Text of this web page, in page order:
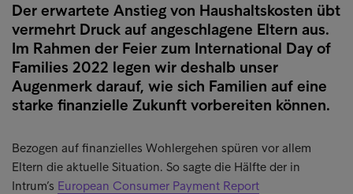
Der erwartete Anstieg von Haushaltskosten übt
vermehrt Druck auf angeschlagene Eltern aus.
Im Rahmen der Feier zum International Day of
Families 2022 legen wir deshalb unser
Augenmerk darauf, wie sich Familien auf eine
starke finanzielle Zukunft vorbereiten können.
Bezogen auf finanzielles Wohlergehen spüren vor allem
Eltern die aktuelle Situation. So sagte die Hälfte der in
Intrum’s European Consumer Payment Report